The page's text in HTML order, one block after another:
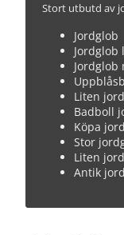
Stort utbutd av
Jordglob
Jordglob
Jordglob
Liten
Badboll
Köpa
Stor
Liten
Antik